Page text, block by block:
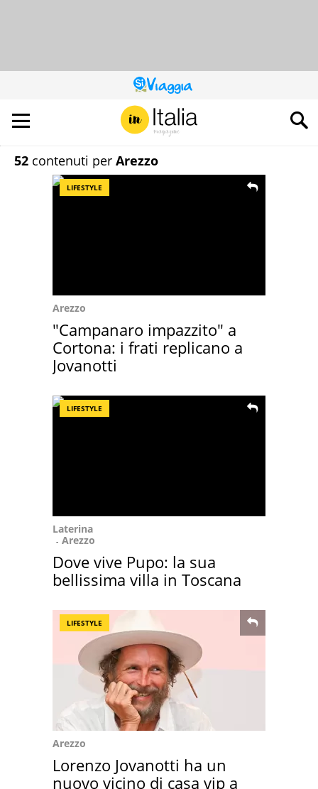
QUESTO
SITO
CONTRIBUISCE
ALL’AUDIENCE
DI
52 contenuti per Arezzo
LIFESTYLE
Arezzo
"Campanaro impazzito" a
Cortona: i frati replicano a
Jovanotti
LIFESTYLE
Laterina
Arezzo
Dove vive Pupo: la sua
bellissima villa in Toscana
LIFESTYLE
Arezzo
Lorenzo Jovanotti ha un
nuovo vicino di casa vip a